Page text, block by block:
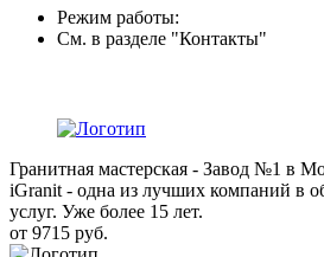
Режим работы:
См. в разделе "Контакты"
Гранитная мастерская - Завод №1 в
iGranit - одна из лучших компаний в
услуг. Уже более 15 лет.
от 9715 руб.